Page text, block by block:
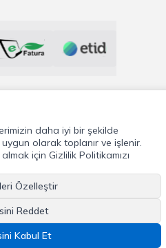
daha iyi bir şekilde
olarak toplanır ve işlenir.
için Gizlilik Politikamızı
Özelleştir
Reddet
Kabul Et